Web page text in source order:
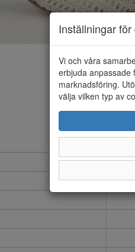
Inställningar
Vi och våra
erbjuda anpassade
marknadsföring.
välja vilken typ av